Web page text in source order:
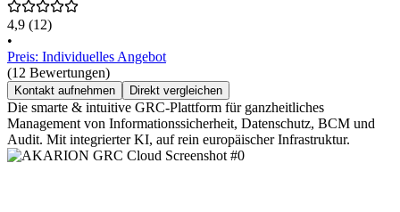
4,9 (12)
•
Preis: Individuelles Angebot
(12 Bewertungen)
Kontakt aufnehmen Direkt vergleichen
Die smarte & intuitive GRC-Plattform für ganzheitliches
Management von Informationssicherheit, Datenschutz, BCM und
Audit. Mit integrierter KI, auf rein europäischer Infrastruktur.